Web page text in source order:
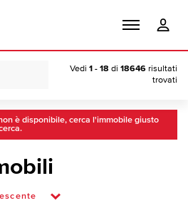
Vedi 1 - 18 di 18646 risultati
trovati
è disponibile, cerca l'immobile giusto